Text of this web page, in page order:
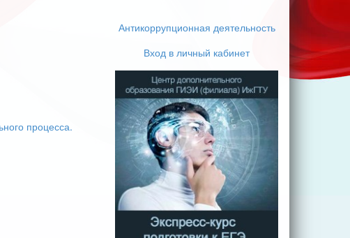
процесса.
Антикоррупционная деятельность
Вход в личный кабинет